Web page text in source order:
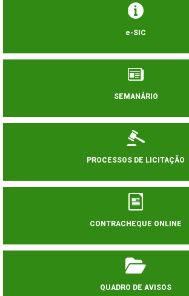
e-SIC
SEMANÁRIO
PROCESSOS DE LICITAÇÃO
CONTRACHEQUE ONLINE
QUADRO DE AVISOS